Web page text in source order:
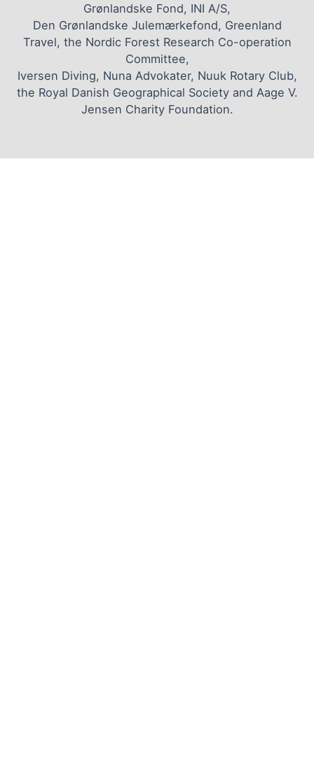
Grønlandske Fond, INI A/S,
Den Grønlandske Julemærkefond, Greenland
Travel, the Nordic Forest Research Co-operation
Committee,
Iversen Diving, Nuna Advokater, Nuuk Rotary Club,
the Royal Danish Geographical Society and Aage V.
Jensen Charity Foundation.